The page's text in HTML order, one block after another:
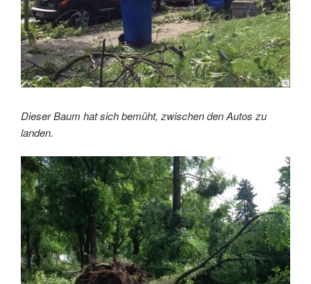
Dieser Baum hat sich bemüht, zwischen den Autos zu
landen.